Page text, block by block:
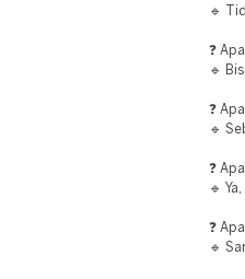
🔹
❓
🔹
❓
🔹
❓
🔹
❓
🔹